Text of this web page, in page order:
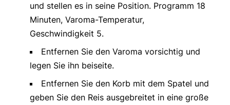
und stellen es in seine Position. Programm 18
Minuten, Varoma-Temperatur,
Geschwindigkeit 5.
Entfernen Sie den Varoma vorsichtig und
legen Sie ihn beiseite.
Entfernen Sie den Korb mit dem Spatel und
geben Sie den Reis ausgebreitet in eine große